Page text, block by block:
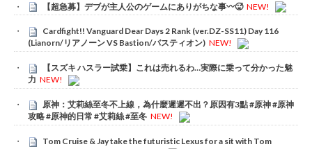
【超急募】デブが主人公のゲームにありがちな事〰🥵 NEW!
Cardfight!! Vanguard Dear Days 2 Rank (ver.DZ-SS11) Day 116
(Lianorn/リアノーン VS Bastion/バスティオン) NEW!
【スズキ ハスラー試乗】これは売れるわ…実際に乗って分かった魅
力 NEW!
原神：艾莉絲至冬不上線，為什麼遲遲不出？原因有3點 #原神 #原神
攻略 #原神的日常 #艾莉絲 #至冬 NEW!
Tom Cruise & Jay take the futuristic Lexus for a sit with Tom